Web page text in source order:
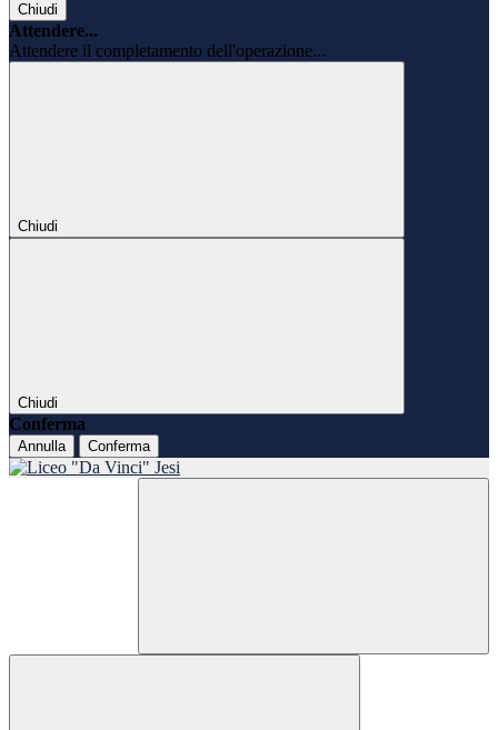
Chiudi
Attendere...
Attendere il completamento dell'operazione...
Chiudi
Chiudi
Conferma
Annulla Conferma